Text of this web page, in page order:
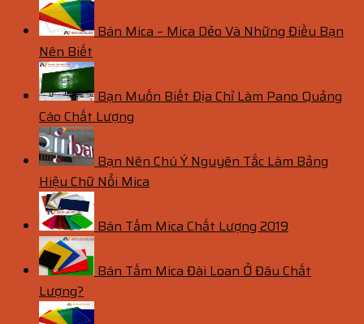
Bán Mica – Mica Dẻo Và Những Điều Bạn
Nên Biết
Bạn Muốn Biết Địa Chỉ Làm Pano Quảng
Cáo Chất Lượng
Bạn Nên Chú Ý Nguyên Tắc Làm Bảng
Hiệu Chữ Nổi Mica
Bán Tấm Mica Chất Lượng 2019
Bán Tấm Mica Đài Loan Ở Đâu Chất
Lượng?